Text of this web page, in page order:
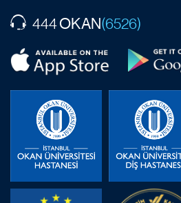
444OKAN(6526)